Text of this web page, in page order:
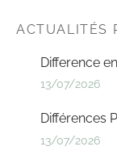
ACTUALITÉS
Difference
13/07/2026
Différences
13/07/2026